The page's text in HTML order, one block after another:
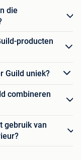
die
producten
Guild uniek?
combineren
gebruik van